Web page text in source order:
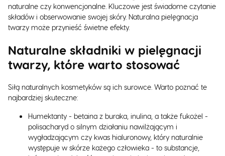
naturalne czy konwencjonalne. Kluczowe jest świadome czytanie
składów i obserwowanie swojej skóry. Naturalna pielęgnacja
twarzy może przynieść świetne efekty.
Naturalne składniki w pielęgnacji
twarzy, które warto stosować
Siłą naturalnych kosmetyków są ich surowce. Warto poznać te
najbardziej skuteczne:
Humektanty - betaina z buraka, inulina, a także fukożel -
polisacharyd o silnym działaniu nawilżającym i
wygładzającym czy kwas hialuronowy, który naturalnie
występuje w skórze każego człowieka - to substancje,